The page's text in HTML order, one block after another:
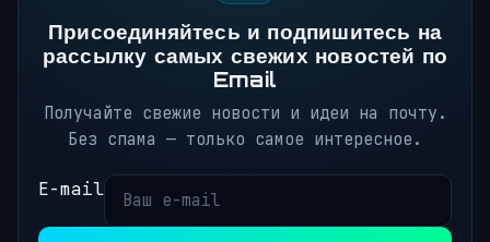
Присоединяйтесь и подпишитесь на
рассылку самых свежих новостей по
Email
Получайте свежие новости и идеи на почту.
Без спама — только самое интересное.
E-mail